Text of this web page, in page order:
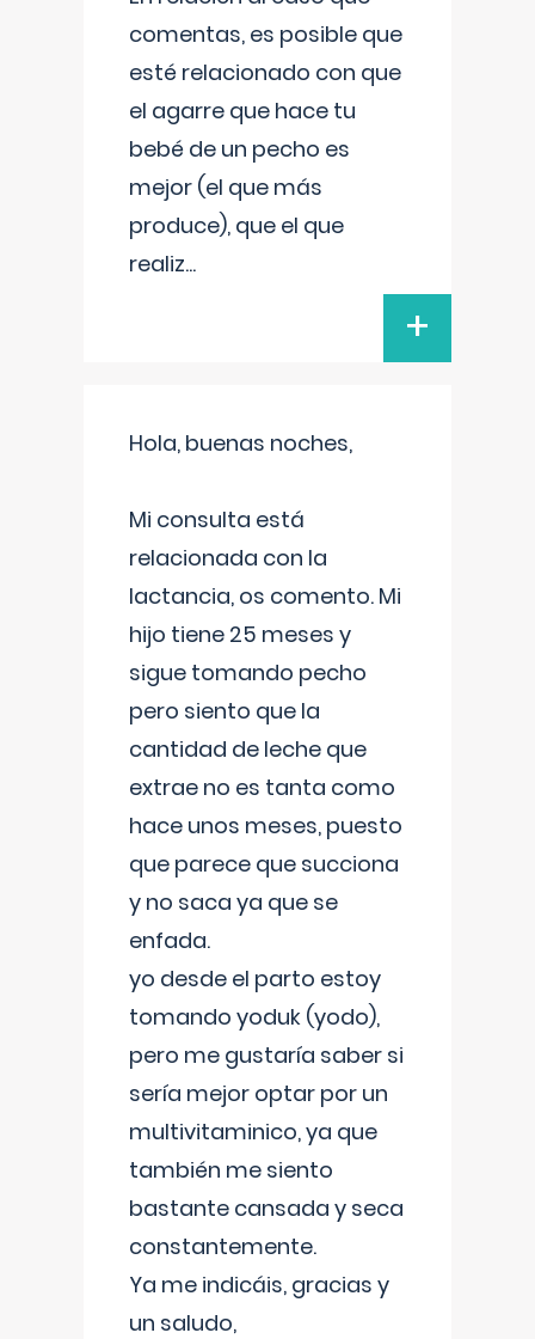
comentas, es posible que
esté relacionado con que
el agarre que hace tu
bebé de un pecho es
mejor (el que más
produce), que el que
realiz...
+
Hola, buenas noches,
Mi consulta está
relacionada con la
lactancia, os comento. Mi
hijo tiene 25 meses y
sigue tomando pecho
pero siento que la
cantidad de leche que
extrae no es tanta como
hace unos meses, puesto
que parece que succiona
y no saca ya que se
enfada.
yo desde el parto estoy
tomando yoduk (yodo),
pero me gustaría saber si
sería mejor optar por un
multivitaminico, ya que
también me siento
bastante cansada y seca
constantemente.
Ya me indicáis, gracias y
un saludo,